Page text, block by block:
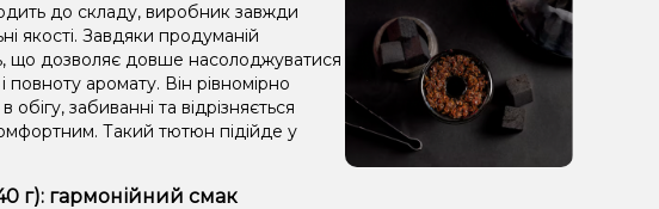
до складу, виробник завжди
якості. Завдяки продуманій
що дозволяє довше насолоджуватися
аромату. Він рівномірно
обігу, забиванні та відрізняється
Такий тютюн підійде у
г): гармонійний смак